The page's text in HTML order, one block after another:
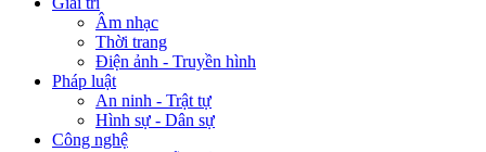
Âm nhạc
Thời trang
Điện ảnh - Truyền hình
Pháp luật
An ninh - Trật tự
Hình sự - Dân sự
Công nghệ